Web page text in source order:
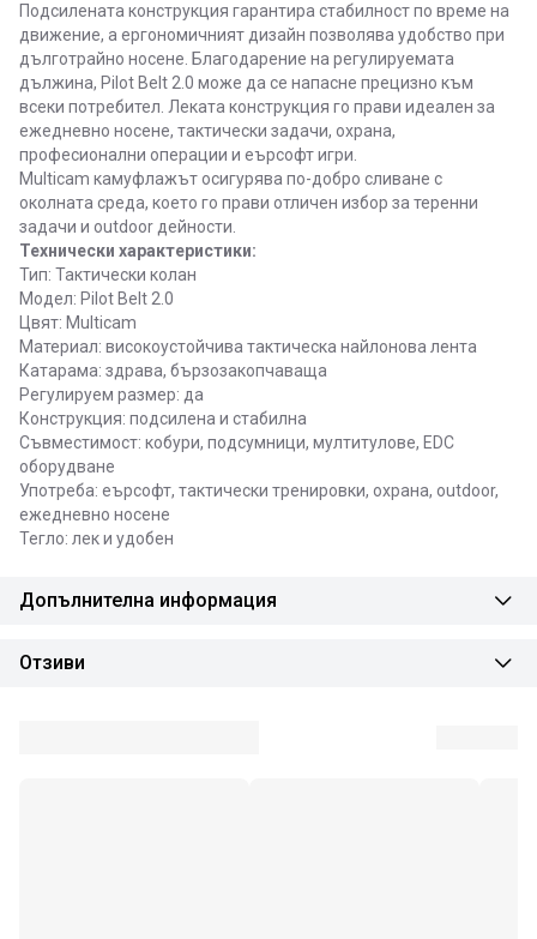
Подсилената конструкция гарантира стабилност по време на
движение, а ергономичният дизайн позволява удобство при
дълготрайно носене. Благодарение на регулируемата
дължина, Pilot Belt 2.0 може да се напасне прецизно към
всеки потребител. Леката конструкция го прави идеален за
ежедневно носене, тактически задачи, охрана,
професионални операции и еърсофт игри.
Multicam камуфлажът осигурява по-добро сливане с
околната среда, което го прави отличен избор за теренни
задачи и outdoor дейности.
Технически характеристики:
Тип: Тактически колан
Модел: Pilot Belt 2.0
Цвят: Multicam
Материал: високоустойчива тактическа найлонова лента
Катарама: здрава, бързозакопчаваща
Регулируем размер: да
Конструкция: подсилена и стабилна
Съвместимост: кобури, подсумници, мултитулове, EDC
оборудване
Употреба: еърсофт, тактически тренировки, охрана, outdoor,
ежедневно носене
Тегло: лек и удобен
Допълнителна информация
Отзиви